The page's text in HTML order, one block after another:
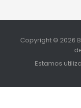
Copyright © 2026
Estamos